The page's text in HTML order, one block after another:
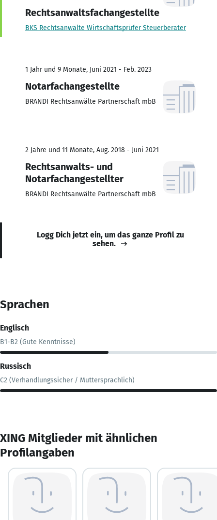
Rechtsanwaltsfachangestellte
BKS Rechtsanwälte Wirtschaftsprüfer Steuerberater
1 Jahr und 9 Monate, Juni 2021 - Feb. 2023
Notarfachangestellte
BRANDI Rechtsanwälte Partnerschaft mbB
2 Jahre und 11 Monate, Aug. 2018 - Juni 2021
Rechtsanwalts- und
Notarfachangestellter
BRANDI Rechtsanwälte Partnerschaft mbB
Logg Dich jetzt ein, um das ganze Profil zu
sehen.
Sprachen
Englisch
B1-B2 (Gute Kenntnisse)
Russisch
C2 (Verhandlungssicher / Muttersprachlich)
XING Mitglieder mit ähnlichen
Profilangaben